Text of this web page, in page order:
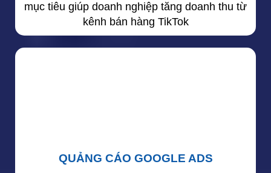
mục tiêu giúp doanh nghiệp tăng doanh thu từ
kênh bán hàng TikTok
QUẢNG CÁO GOOGLE ADS